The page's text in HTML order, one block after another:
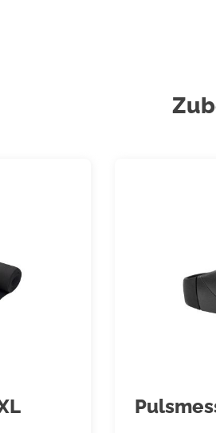
Watt, Trainingsdauer usw.) man
der richtigen Körperhaltung beim
gesetzt wurde.
die richtige Position bzw. die
Sicherung der neu eingestellten
darf das Gerät nur immer von
die für ein Fitness-Training mit
sein, dass diese aufgrund ihrer